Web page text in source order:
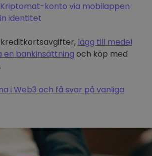
konto via mobilappen
identitet
lägg till medel
bankinsättning och köp med
i Web3 och få svar på vanliga